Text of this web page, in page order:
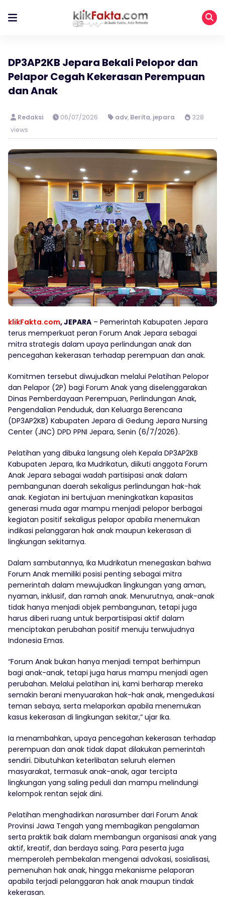
DP3AP2KB Jepara Bekali Pelopor dan
Pelapor Cegah Kekerasan Perempuan
dan Anak
Redaksi 06/07/2026 adv, Berita, jepara
328
views
klikFakta.com, JEPARA – Pemerintah Kabupaten Jepara
terus memperkuat peran Forum Anak Jepara sebagai
mitra strategis dalam upaya perlindungan anak dan
pencegahan kekerasan terhadap perempuan dan anak.
Komitmen tersebut diwujudkan melalui Pelatihan Pelopor
dan Pelapor (2P) bagi Forum Anak yang diselenggarakan
Dinas Pemberdayaan Perempuan, Perlindungan Anak,
Pengendalian Penduduk, dan Keluarga Berencana
(DP3AP2KB) Kabupaten Jepara di Gedung Jepara Nursing
Center (JNC) DPD PPNI Jepara, Senin (6/7/2026).
Pelatihan yang dibuka langsung oleh Kepala DP3AP2KB
Kabupaten Jepara, Ika Mudrikatun, diikuti anggota Forum
Anak Jepara sebagai wadah partisipasi anak dalam
pembangunan daerah sekaligus perlindungan hak-hak
anak. Kegiatan ini bertujuan meningkatkan kapasitas
generasi muda agar mampu menjadi pelopor berbagai
kegiatan positif sekaligus pelapor apabila menemukan
indikasi pelanggaran hak anak maupun kekerasan di
lingkungan sekitarnya.
Dalam sambutannya, Ika Mudrikatun menegaskan bahwa
Forum Anak memiliki posisi penting sebagai mitra
pemerintah dalam mewujudkan lingkungan yang aman,
nyaman, inklusif, dan ramah anak. Menurutnya, anak-anak
tidak hanya menjadi objek pembangunan, tetapi juga
harus diberi ruang untuk berpartisipasi aktif dalam
menciptakan perubahan positif menuju terwujudnya
Indonesia Emas.
“Forum Anak bukan hanya menjadi tempat berhimpun
bagi anak-anak, tetapi juga harus mampu menjadi agen
perubahan. Melalui pelatihan ini, kami berharap mereka
semakin berani menyuarakan hak-hak anak, mengedukasi
teman sebaya, serta melaporkan apabila menemukan
kasus kekerasan di lingkungan sekitar,” ujar Ika.
Ia menambahkan, upaya pencegahan kekerasan terhadap
perempuan dan anak tidak dapat dilakukan pemerintah
sendiri. Dibutuhkan keterlibatan seluruh elemen
masyarakat, termasuk anak-anak, agar tercipta
lingkungan yang saling peduli dan mampu melindungi
kelompok rentan sejak dini.
Pelatihan menghadirkan narasumber dari Forum Anak
Provinsi Jawa Tengah yang membagikan pengalaman
serta praktik baik dalam membangun organisasi anak yang
aktif, kreatif, dan berdaya saing. Para peserta juga
memperoleh pembekalan mengenai advokasi, sosialisasi,
pemenuhan hak anak, hingga mekanisme pelaporan
apabila terjadi pelanggaran hak anak maupun tindak
kekerasan.